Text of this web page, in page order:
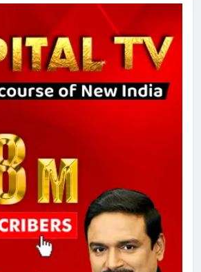
गाजा युद्धविराम को लेकर बड़ी खबरें
चुनाव से पहले लालू परिवार पर बड़ा झटका,
तय किए
SRN अस्पताल का नाम अमर शहीद ठाकुर
रोशन सिंह के नाम पर करने की मांग तेज